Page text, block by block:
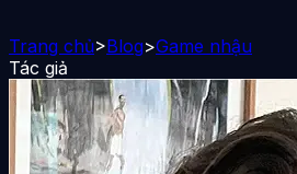
Trang chủ>Blog>Game nhậu
Tác giả